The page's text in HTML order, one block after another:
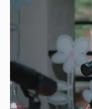
Певица Глюкоза
эротического